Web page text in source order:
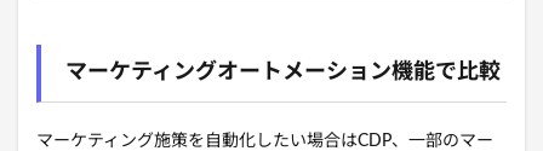
マーケティングオートメーション機能で比較
マーケティング施策を自動化したい場合はCDP、一部のマー